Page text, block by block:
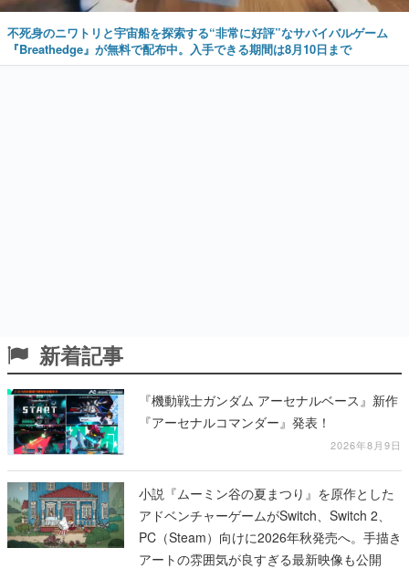
不死身のニワトリと宇宙船を探索する“非常に好評”なサバイバルゲーム
『Breathedge』が無料で配布中。入手できる期間は8月10日まで
新着記事
『機動戦士ガンダム アーセナルベース』新作
『アーセナルコマンダー』発表！
2026年8月9日
小説『ムーミン谷の夏まつり』を原作とした
アドベンチャーゲームがSwitch、Switch 2、
PC（Steam）向けに2026年秋発売へ。手描き
アートの雰囲気が良すぎる最新映像も公開